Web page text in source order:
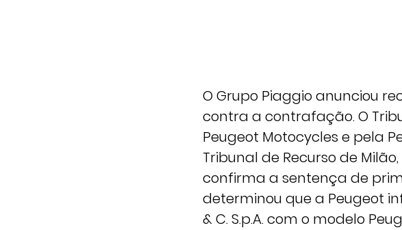
O Grupo Piaggio anunciou
contra a contrafação. O
Peugeot Motocycles e pela
Tribunal de Recurso de
confirma a sentença de
determinou que a Peugeot
& C. S.p.A. com o modelo